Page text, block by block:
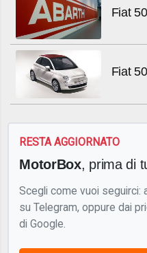
Fiat
Fiat
RESTA AGGIORNATO
MotorBox, prima di
Scegli come vuoi seguirci:
su Telegram, oppure dai
di Google.